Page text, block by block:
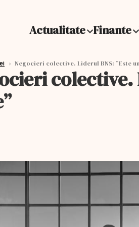
Actualitate Finante
› Negocieri colective. Liderul BNS: ”Este
colective.